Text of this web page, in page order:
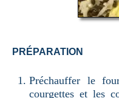
PRÉPARATION
Préchauffer le
courgettes et les